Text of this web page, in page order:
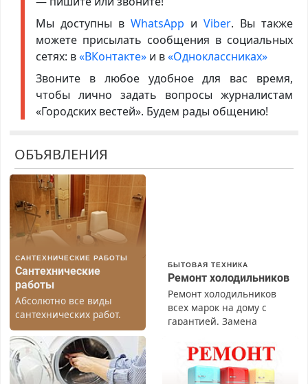
Мы доступны в WhatsApp иViber. Вы также
можете присылать сообщения в социальных
сетях: в«ВКонтакте»и в«Одноклассниках»
Звоните в любое удобное для вас время,
чтобы лично задать вопросы журналистам
«Городских вестей». Будем рады общению!
ОБЪЯВЛЕНИЯ
САНТЕХНИЧЕСКИЕ РАБОТЫ
Сантехнические
работы
Абсолютно все виды
сантехнических работ.
Быстро. Качественно.
Недорого.
БЫТОВАЯ ТЕХНИКА
Ремонт холодильников
Ремонт холодильников
всех марок на дому с
гарантией. Замена
Недорого. Без выходных.
Все районы. Скидка.
Вызов бесплатный.